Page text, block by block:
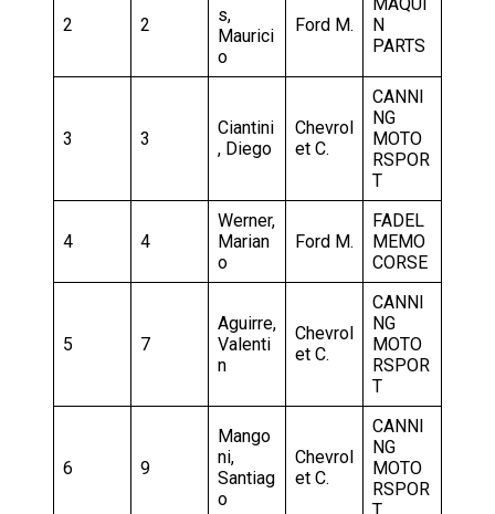
2 2
s,
Maurici
o
Ford M.
MAQUI
N
PARTS
3 3
Ciantini
, Diego
Chevrol
et C.
CANNI
NG
MOTO
RSPOR
T
4 4
Werner,
Marian
o
Ford M.
FADEL
MEMO
CORSE
5 7
Aguirre,
Valenti
n
Chevrol
et C.
CANNI
NG
MOTO
RSPOR
T
6 9
Mango
ni,
Santiag
o
Chevrol
et C.
CANNI
NG
MOTO
RSPOR